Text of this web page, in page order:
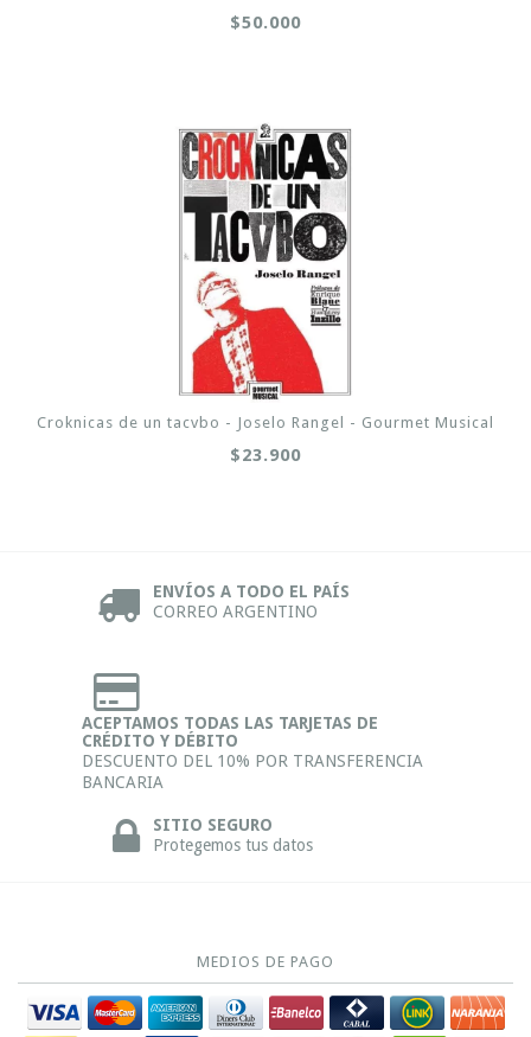
$50.000
Croknicas de un tacvbo - Joselo Rangel - Gourmet Musical
$23.900
ENVÍOS A TODO EL PAÍS
CORREO ARGENTINO
ACEPTAMOS TODAS LAS TARJETAS DE
CRÉDITO Y DÉBITO
DESCUENTO DEL 10% POR TRANSFERENCIA
BANCARIA
SITIO SEGURO
Protegemos tus datos
MEDIOS DE PAGO